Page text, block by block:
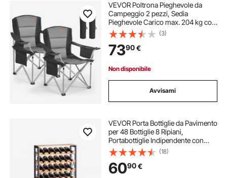
VEVOR Poltrona Pieghevole da
Campeggio 2 pezzi, Sedia
Pieghevole Carico max. 204 kg con
Schienale Braccioli Imbottiti
Portabicchieri Tasca Laterale
Portaoggetti, Sedie per Attività
all'Aperto
(3)
7390€
Non disponibile
Avvisami
VEVOR Porta Bottiglie da Pavimento
per 48 Bottiglie 8 Ripiani,
Portabottiglie Indipendente con
Capacità di Carico Totale di 80 kg e
Piedini Regolabili, Portabottiglie per
Bar da Cucina, Nero
(18)
6090€